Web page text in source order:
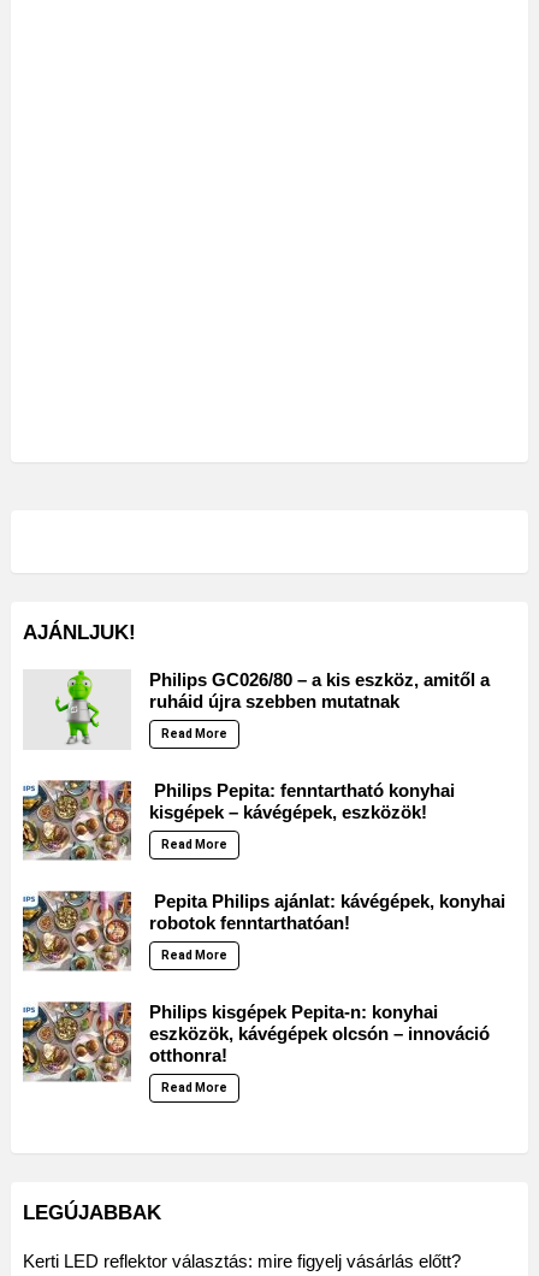
AJÁNLJUK!
Philips GC026/80 – a kis eszköz, amitől a
ruháid újra szebben mutatnak
Read More
Philips Pepita: fenntartható konyhai
kisgépek – kávégépek, eszközök!
Read More
Pepita Philips ajánlat: kávégépek, konyhai
robotok fenntarthatóan!
Read More
Philips kisgépek Pepita-n: konyhai
eszközök, kávégépek olcsón – innováció
otthonra!
Read More
LEGÚJABBAK
Kerti LED reflektor választás: mire figyelj vásárlás előtt?